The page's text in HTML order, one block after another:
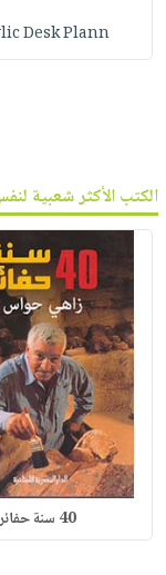
Desk Plann
الكتب الأكثر شعبية
40 سنة حفائر